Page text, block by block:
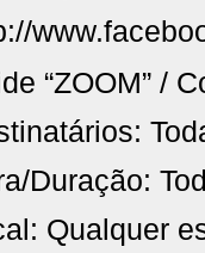
“ZOOM” /
Duração:
Qualquer